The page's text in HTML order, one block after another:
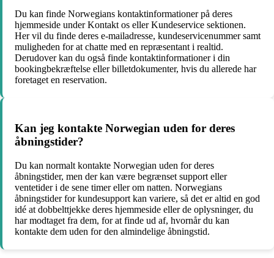
Du kan finde Norwegians kontaktinformationer på deres
hjemmeside under Kontakt os eller Kundeservice sektionen.
Her vil du finde deres e-mailadresse, kundeservicenummer samt
muligheden for at chatte med en repræsentant i realtid.
Derudover kan du også finde kontaktinformationer i din
bookingbekræftelse eller billetdokumenter, hvis du allerede har
foretaget en reservation.
Kan jeg kontakte Norwegian uden for deres
åbningstider?
Du kan normalt kontakte Norwegian uden for deres
åbningstider, men der kan være begrænset support eller
ventetider i de sene timer eller om natten. Norwegians
åbningstider for kundesupport kan variere, så det er altid en god
idé at dobbelttjekke deres hjemmeside eller de oplysninger, du
har modtaget fra dem, for at finde ud af, hvornår du kan
kontakte dem uden for den almindelige åbningstid.